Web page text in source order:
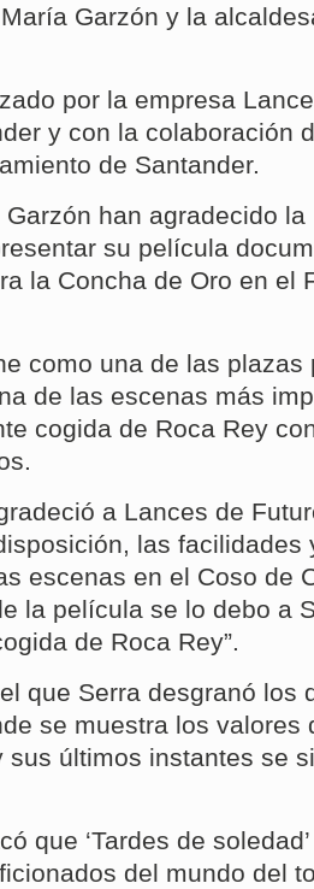
Garzón y la
por la empresa
y con la colaboración
de Santander.
han agradecido
su película
la Concha de Oro en el
como una de las
de las escenas más
cogida de Roca Rey
a Lances de
las facilidades
escenas en el Coso de
la película se lo debo a
de Roca Rey”.
que Serra desgranó los
se muestra los valores
sus últimos instantes se
que ‘Tardes de
del mundo del